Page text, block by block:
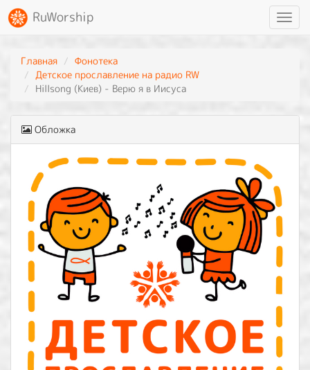
RuWorship
Главная
Фонотека
Детское прославление на радио RW
Hillsong (Киев) - Верю я в Иисуса
Обложка